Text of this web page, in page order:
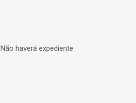
Não haverá expediente